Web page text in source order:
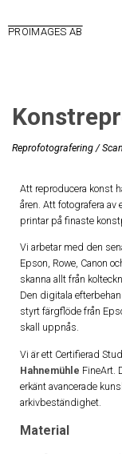
PROIMAGES AB
Reprofotografering /
Att reproducera konst
åren. Att fotografera av
printar på finaste
Vi arbetar med den
Epson, Rowe, Canon
skanna allt från
Den digitala
styrt färgflöde från
skall uppnås.
Vi är ett Certifierad
Hahnemühle FineArt.
erkänt avancerade
arkivbeständighet.
Material